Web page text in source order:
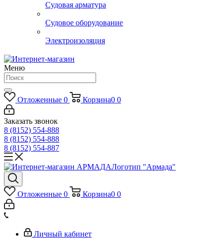
Судовая арматура
Судовое оборудование
Электроизоляция
Меню
Отложенные 0 Корзина0 0
Заказать звонок
8 (8152) 554-888
8 (8152) 554-888
8 (8152) 554-887
Логотип "Армада"
Отложенные 0 Корзина0 0
Личный кабинет